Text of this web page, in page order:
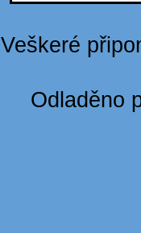
Veškeré
Odladěno